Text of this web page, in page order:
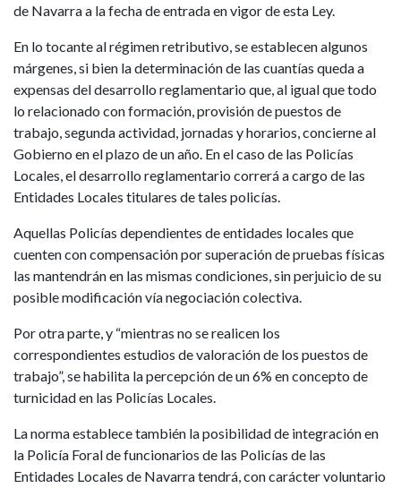
de Navarra a la fecha de entrada en vigor de esta Ley.
En lo tocante al régimen retributivo, se establecen algunos
márgenes, si bien la determinación de las cuantías queda a
expensas del desarrollo reglamentario que, al igual que todo
lo relacionado con formación, provisión de puestos de
trabajo, segunda actividad, jornadas y horarios, concierne al
Gobierno en el plazo de un año. En el caso de las Policías
Locales, el desarrollo reglamentario correrá a cargo de las
Entidades Locales titulares de tales policías.
Aquellas Policías dependientes de entidades locales que
cuenten con compensación por superación de pruebas físicas
las mantendrán en las mismas condiciones, sin perjuicio de su
posible modificación vía negociación colectiva.
Por otra parte, y “mientras no se realicen los
correspondientes estudios de valoración de los puestos de
trabajo”, se habilita la percepción de un 6% en concepto de
turnicidad en las Policías Locales.
La norma establece también la posibilidad de integración en
la Policía Foral de funcionarios de las Policías de las
Entidades Locales de Navarra tendrá, con carácter voluntario